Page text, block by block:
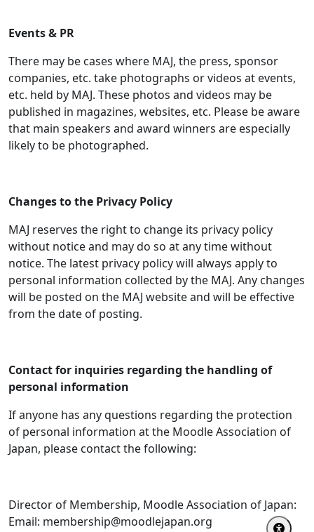
Events & PR
There may be cases where MAJ, the press, sponsor
companies, etc. take photographs or videos at events,
etc. held by MAJ. These photos and videos may be
published in magazines, websites, etc. Please be aware
that main speakers and award winners are especially
likely to be photographed.
Changes to the Privacy Policy
MAJ reserves the right to change its privacy policy
without notice and may do so at any time without
notice. The latest privacy policy will always apply to
personal information collected by the MAJ. Any changes
will be posted on the MAJ website and will be effective
from the date of posting.
Contact for inquiries regarding the handling of
personal information
If anyone has any questions regarding the protection
of personal information at the Moodle Association of
Japan, please contact the following:
Director of Membership, Moodle Association of Japan:
Email: membership@moodlejapan.org